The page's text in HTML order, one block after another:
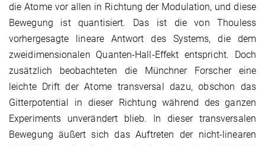
die Atome vor allen in Richtung der Modulation, und diese
Bewegung ist quantisiert. Das ist die von Thouless
vorhergesagte lineare Antwort des Systems, die dem
zweidimensionalen Quanten-Hall-Effekt entspricht. Doch
zusätzlich beobachteten die Münchner Forscher eine
leichte Drift der Atome transversal dazu, obschon das
Gitterpotential in dieser Richtung während des ganzen
Experiments unverändert blieb. In dieser transversalen
Bewegung äußert sich das Auftreten der nicht-linearen